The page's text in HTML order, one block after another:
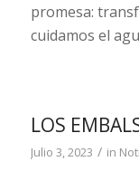
promesa:
cuidamos el
LOS
Julio 3, 2023 / in